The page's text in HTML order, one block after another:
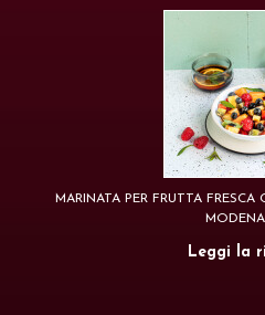
MARINATA PER FRUTTA
Leggi la